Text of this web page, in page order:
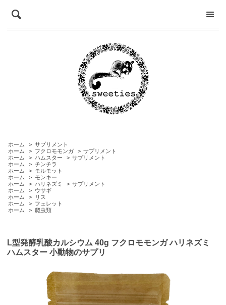
ホーム > サプリメント
ホーム
> フクロモモンガ > サプリメント
ホーム
> ハムスター > サプリメント
ホーム
> チンチラ
ホーム
> モルモット
ホーム
> モンキー
ホーム
> ハリネズミ > サプリメント
ホーム
> ウサギ
ホーム
>
リス
ホーム
> フェレット
ホーム
> 爬虫類
L型発酵乳酸カルシウム 40g フクロモモンガ ハリネズミ
ハムスター 小動物のサプリ